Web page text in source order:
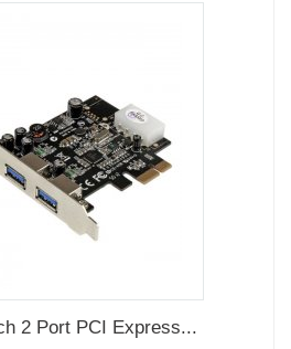
2 Port PCI Express...